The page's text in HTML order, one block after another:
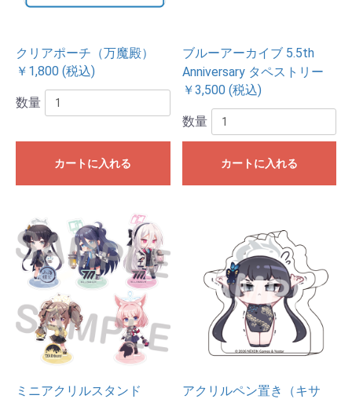
クリアポーチ（万魔殿）
￥1,800 (税込)
数量
カートに入れる
ブルーアーカイブ 5.5th
Anniversary タペストリー
￥3,500 (税込)
数量
カートに入れる
ミニアクリルスタンド
アクリルペン置き（キサ